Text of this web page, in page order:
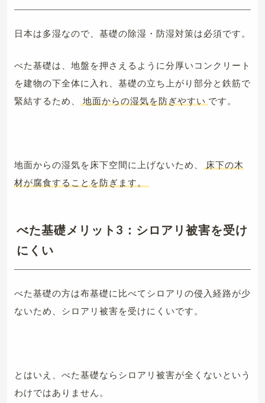
日本は多湿なので、基礎の除湿・防湿対策は必須です。
べた基礎は、地盤を押さえるように分厚いコンクリート
を建物の下全体に入れ、基礎の立ち上がり部分と鉄筋で
緊結するため、
地面からの湿気を防ぎやすい です。
地面からの湿気を床下空間に上げないため、
床下の木
材が腐食することを防ぎます。
べた基礎メリット3：シロアリ被害を受け
にくい
べた基礎の方は布基礎に比べてシロアリの侵入経路が少
ないため、シロアリ被害を受けにくいです。
とはいえ、べた基礎ならシロアリ被害が全くないという
わけではありません。